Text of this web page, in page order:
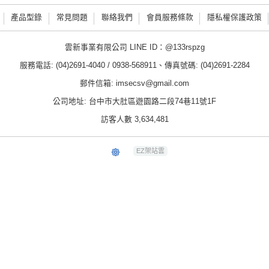
產品型錄 常見問題 聯絡我們 會員服務條款 隱私權保護政策
雲新事業有限公司 LINE ID：@133rspzg
服務電話: (04)2691-4040 / 0938-568911、傳真號碼: (04)2691-2284
郵件信箱: imsecsv@gmail.com
公司地址: 台中市大肚區遊園路二段74巷11號1F
訪客人數 3,634,481
EZ架站雲